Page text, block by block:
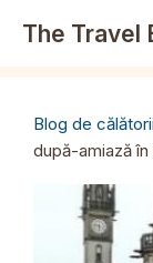
The
Blog de călătorii
după-amiază în